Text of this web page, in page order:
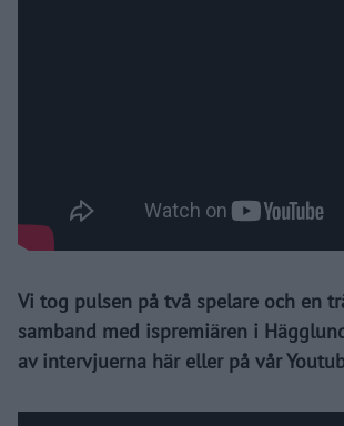
Vi tog pulsen på två spelare och en
samband med ispremiären i
av intervjuerna här eller på vår